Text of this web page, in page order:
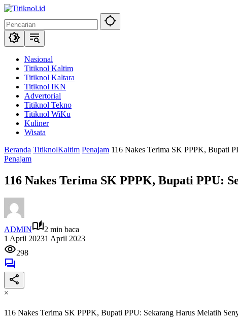
Langsung
konten
Nasional
Titiknol Kaltim
Titiknol Kaltara
Titiknol IKN
Advertorial
Titiknol Tekno
Titiknol WiKu
Kuliner
Wisata
Beranda TitiknolKaltim Penajam 116 Nakes Terima SK PPPK, Bupati
Penajam
116 Nakes Terima SK PPPK, Bupati PPU:
ADMIN
2 min baca
1 April 20231 April 2023
298
×
116 Nakes Terima SK PPPK, Bupati PPU: Sekarang Harus Melatih